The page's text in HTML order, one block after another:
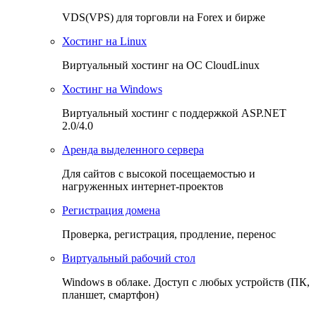
VDS(VPS) для торговли на Forex и бирже
Хостинг на Linux
Виртуальный хостинг на OC CloudLinux
Хостинг на Windows
Виртуальный хостинг с поддержкой ASP.NET
2.0/4.0
Аренда выделенного сервера
Для сайтов с высокой посещаемостью и
нагруженных интернет-проектов
Регистрация домена
Проверка, регистрация, продление, перенос
Виртуальный рабочий стол
Windows в облаке. Доступ с любых устройств (ПК,
планшет, смартфон)